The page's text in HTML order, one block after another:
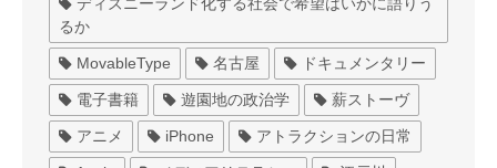
ディズニーランド化する社会で希望はいかに語りう
るか
MovableType 名古屋 ドキュメンタリー
電子書籍 遊園地の政治学 薪ストーヴ
アニメ iPhone アトラクションの日常